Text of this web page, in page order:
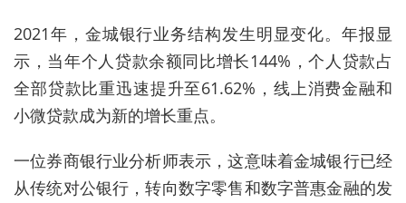
2021年，金城银行业务结构发生明显变化。年报显
示，当年个人贷款余额同比增长144%，个人贷款占
全部贷款比重迅速提升至61.62%，线上消费金融和
小微贷款成为新的增长重点。
一位券商银行业分析师表示，这意味着金城银行已经
从传统对公银行，转向数字零售和数字普惠金融的发